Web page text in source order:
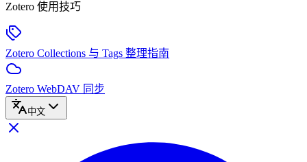
Zotero 使用技巧
Zotero Collections 与 Tags 整理指南
Zotero WebDAV 同步
中文